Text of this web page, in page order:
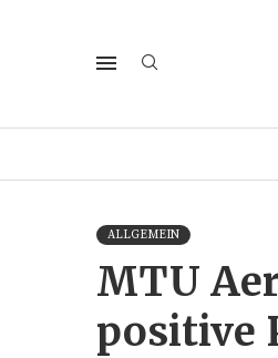
ALLGEMEIN
MTU
positive